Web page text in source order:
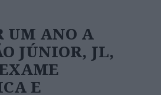
UM ANO A
JÚNIOR, JL,
E